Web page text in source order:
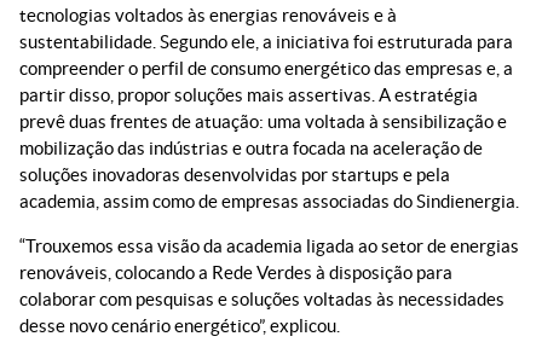
tecnologias voltados às energias renováveis e à
sustentabilidade. Segundo ele, a iniciativa foi estruturada para
compreender o perfil de consumo energético das empresas e, a
partir disso, propor soluções mais assertivas. A estratégia
prevê duas frentes de atuação: uma voltada à sensibilização e
mobilização das indústrias e outra focada na aceleração de
soluções inovadoras desenvolvidas por startups e pela
academia, assim como de empresas associadas do Sindienergia.
“Trouxemos essa visão da academia ligada ao setor de energias
renováveis, colocando a Rede Verdes à disposição para
colaborar com pesquisas e soluções voltadas às necessidades
desse novo cenário energético”, explicou.